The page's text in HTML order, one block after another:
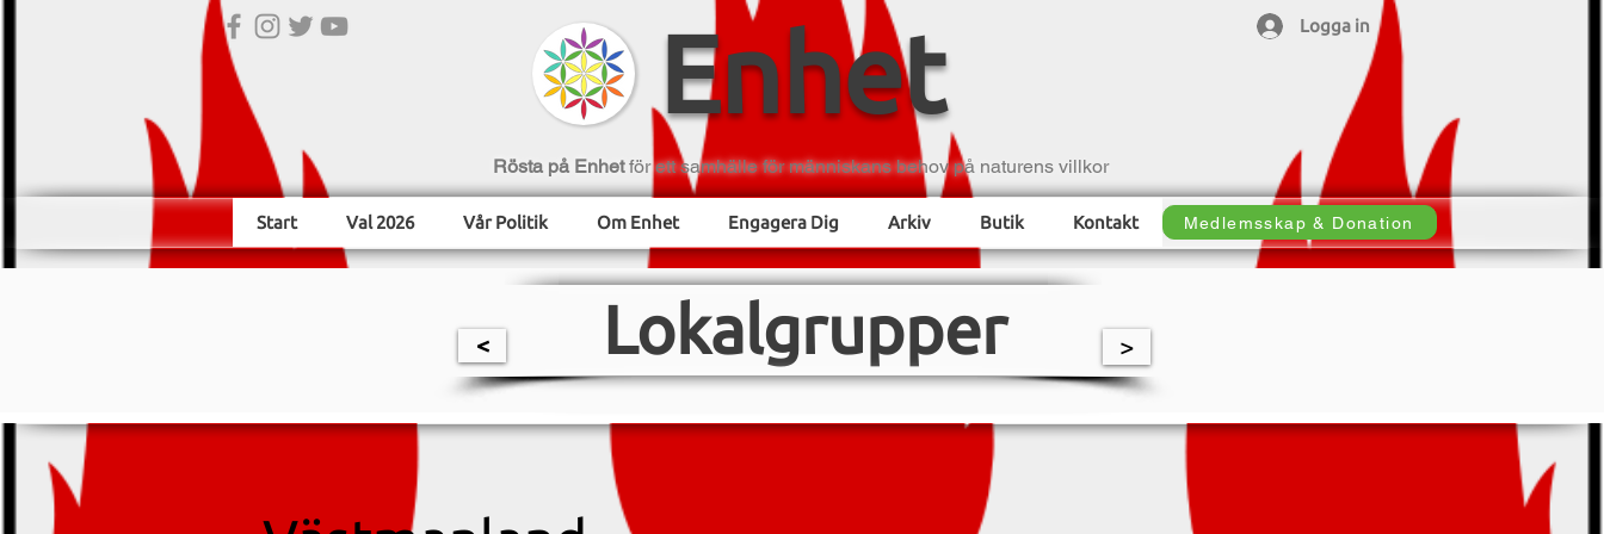
Enhet Logga in
Rösta på Enhetför ett samhälle för människans behov på naturens villkor
Start Val 2026 Vår Politik Om Enhet Engagera Dig Arkiv Butik Kontakt Medlemsskap & Donation
< Lokalgrupper >